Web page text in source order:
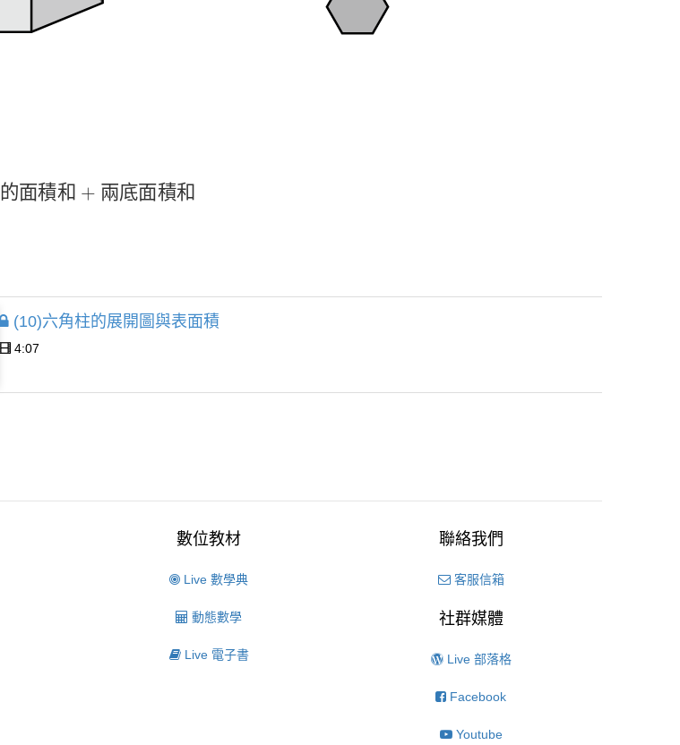
的面積和 + 兩底面積和
面積和+兩 底面積和
(10)六角柱的展開圖與表面積
4:07
數位教材
Live 數學典
動態數學
Live 電子書
聯絡我們
客服信箱
社群媒體
Live 部落格
Facebook
Youtube